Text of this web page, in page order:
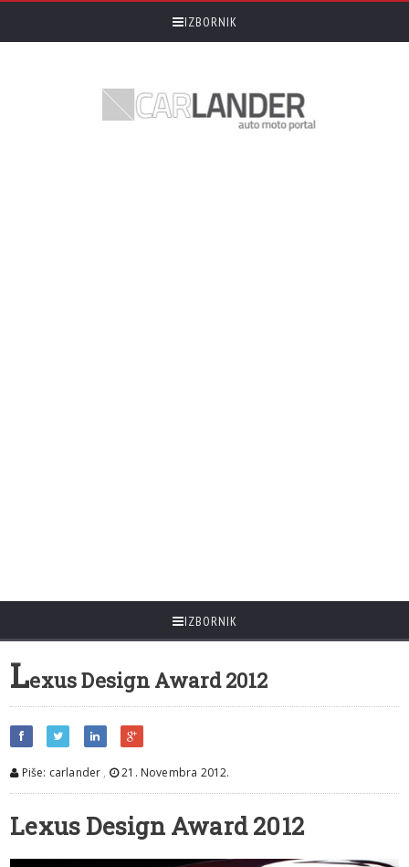
IZBORNIK
IZBORNIK
Lexus Design Award 2012
Piše: carlander , 21. Novembra 2012.
Lexus Design Award 2012